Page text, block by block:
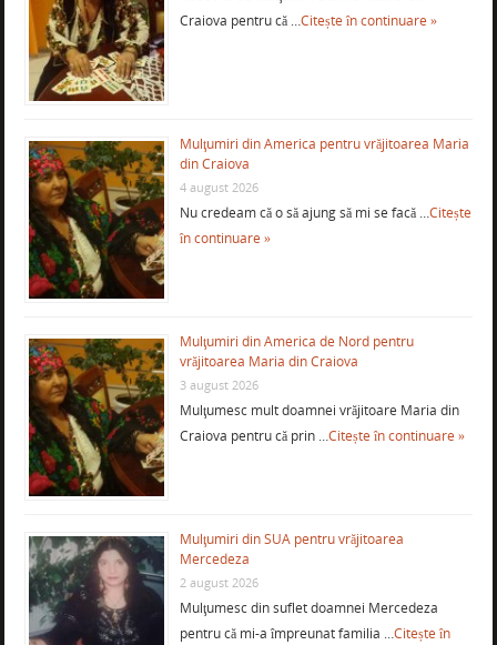
Craiova pentru că …Citește în continuare »
Mulţumiri din America pentru vrăjitoarea Maria
din Craiova
4 august 2026
Nu credeam că o să ajung să mi se facă …Citește
în continuare »
Mulţumiri din America de Nord pentru
vrăjitoarea Maria din Craiova
3 august 2026
Mulţumesc mult doamnei vrăjitoare Maria din
Craiova pentru că prin …Citește în continuare »
Mulţumiri din SUA pentru vrăjitoarea
Mercedeza
2 august 2026
Mulţumesc din suflet doamnei Mercedeza
pentru că mi-a împreunat familia …Citește în